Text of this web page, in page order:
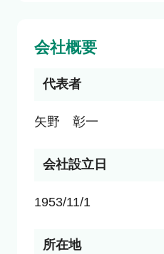
会社概要
代表者
矢野　彰一
会社設立日
1953/11/1
所在地